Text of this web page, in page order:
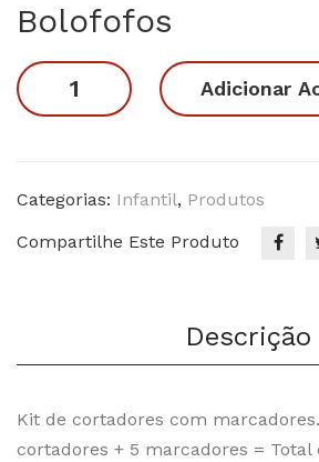
Bolofofos
Bolofofos
quantidade
Adicionar
Categorias: Infantil, Produtos
Compartilhe Este Produto
Descrição
Kit de cortadores com
cortadores + 5 marcadores = Total